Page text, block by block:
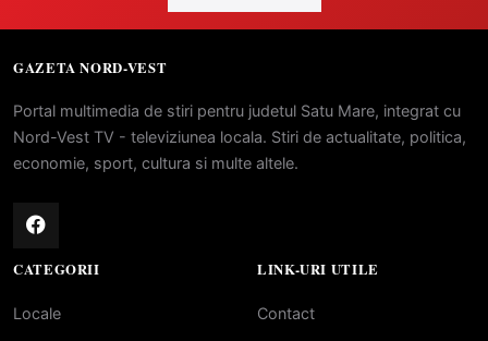
GAZETA NORD-VEST
Portal multimedia de stiri pentru judetul Satu Mare, integrat cu
Nord-Vest TV - televiziunea locala. Stiri de actualitate, politica,
economie, sport, cultura si multe altele.
CATEGORII
Locale
LINK-URI UTILE
Contact